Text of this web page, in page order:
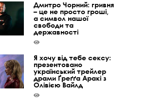
Дмитро Чорний: гривня
– це не просто гроші,
а символ нашої
свободи та
державності
Я хочу від тебе сексу:
презентовано
український трейлер
драми Ґреґґа Аракі з
Олівією Вайлд